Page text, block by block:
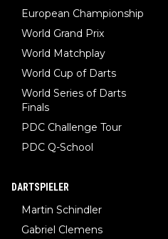
European Championship
World Grand Prix
World Matchplay
World Cup of Darts
World Series of Darts
Finals
PDC Challenge Tour
PDC Q-School
DARTSPIELER
Martin Schindler
Gabriel Clemens